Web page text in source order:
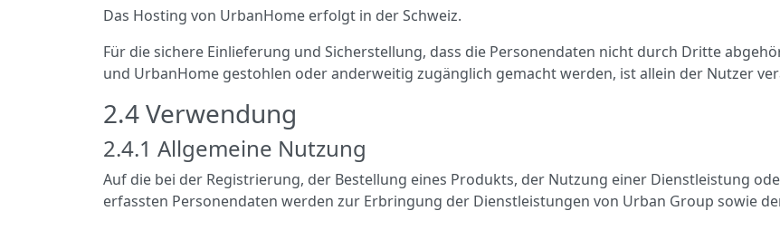
Das Hosting von UrbanHome erfolgt in der Schweiz.
Für die sichere Einlieferung und Sicherstellung, dass die Personendaten nicht durch Dritte
und UrbanHome gestohlen oder anderweitig zugänglich gemacht werden, ist allein der Nutzer
2.4 Verwendung
2.4.1 Allgemeine Nutzung
Auf die bei der Registrierung, der Bestellung eines Produkts, der Nutzung einer Dienstleistung
erfassten Personendaten werden zur Erbringung der Dienstleistungen von Urban Group sowie